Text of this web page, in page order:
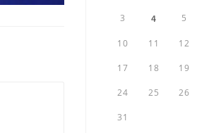
3 4 5
10 11 12
17 18 19
24 25 26
31